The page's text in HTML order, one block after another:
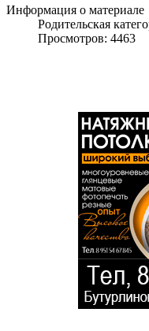
Информация о материале
Родительская
Просмотров: 4463